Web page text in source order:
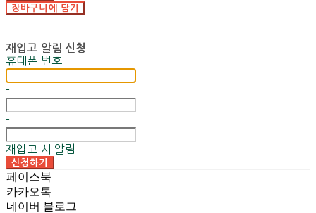
장바구니에 담기
재입고 알림 신청
휴대폰 번호
-
-
재입고 시 알림
신청하기
페이스북
카카오톡
네이버 블로그